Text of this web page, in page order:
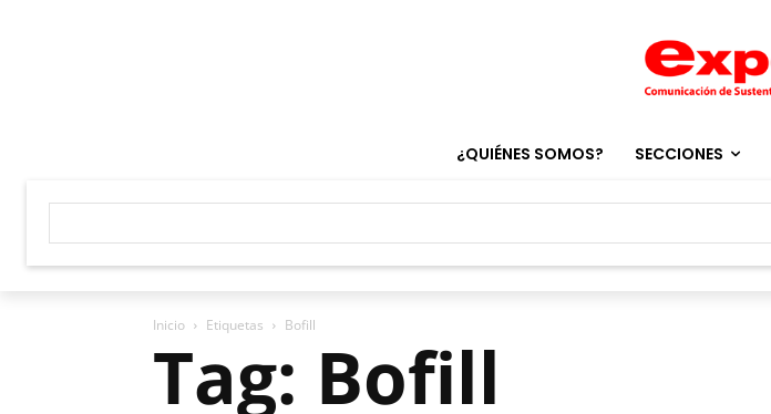
¿QUIÉNES SOMOS? SECCIONES
Inicio Etiquetas Bofill
Tag: Bofill